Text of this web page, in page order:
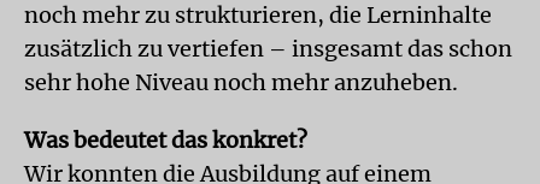
noch mehr zu strukturieren, die Lerninhalte
zusätzlich zu vertiefen – insgesamt das schon
sehr hohe Niveau noch mehr anzuheben.
Was bedeutet das konkret?
Wir konnten die Ausbildung auf einem